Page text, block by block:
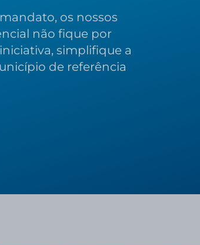
os nossos
não fique por
simplifique a
de referência